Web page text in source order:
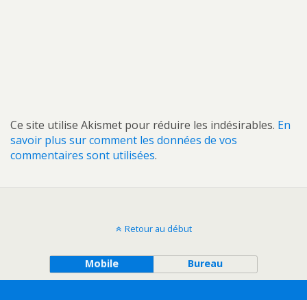
Ce site utilise Akismet pour réduire les indésirables. En
savoir plus sur comment les données de vos
commentaires sont utilisées.
Retour au début
Mobile Bureau